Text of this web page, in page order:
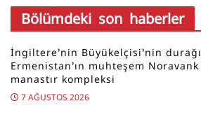
Bölümdeki son haberler
İngiltere’nin Büyükelçisi’nin durağı
Ermenistan’ın muhteşem Noravank
manastır kompleksi
7 AĞUSTOS 2026